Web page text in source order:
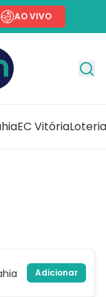
AO VIVO
EC Vitória
Adicionar